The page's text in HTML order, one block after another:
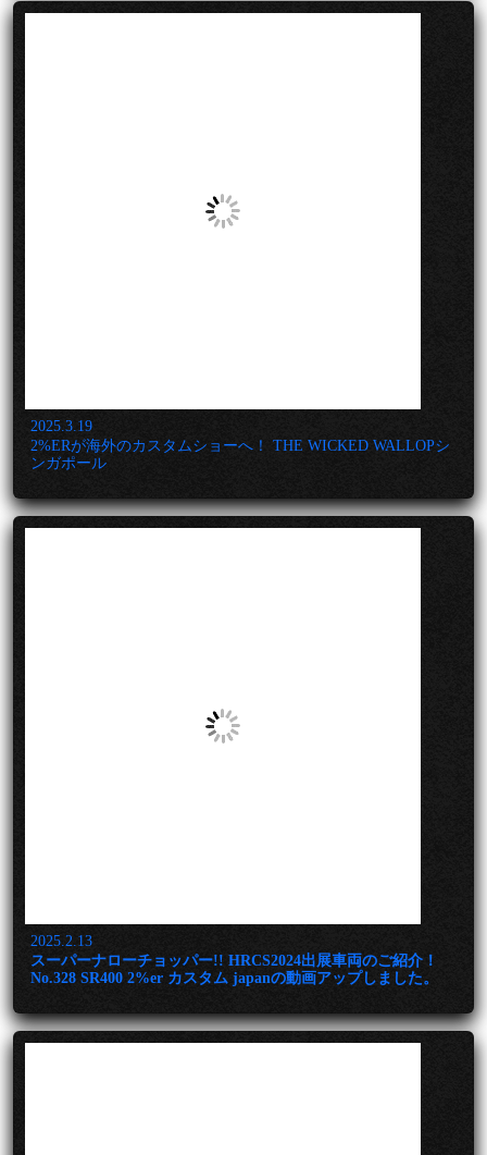
2025.3.19
2%ERが海外のカスタムショーへ！ THE WICKED WALLOPシ
ンガポール
2025.2.13
スーパーナローチョッパー!! HRCS2024出展車両のご紹介！
No.328 SR400 2%er カスタム japanの動画アップしました。